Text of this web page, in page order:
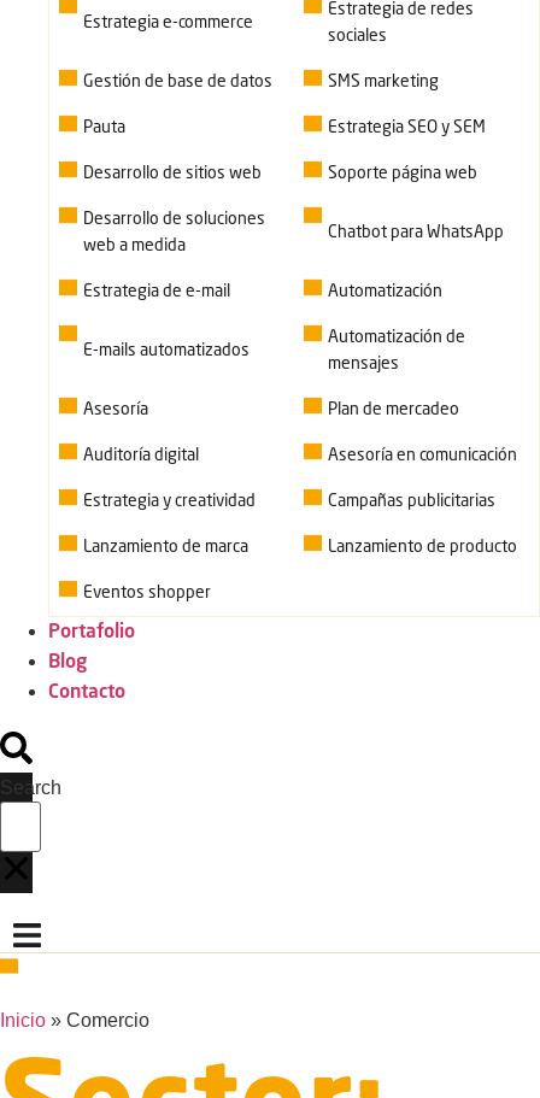
Estrategia e-commerce
Estrategia de redes
sociales
Gestión de base de datos SMS marketing
Pauta Estrategia SEO y SEM
Desarrollo de sitios web Soporte página web
Desarrollo de soluciones
web a medida
Chatbot para WhatsApp
Estrategia de e-mail Automatización
E-mails automatizados
Automatización de
mensajes
Asesoría Plan de mercadeo
Auditoría digital Asesoría en comunicación
Estrategia y creatividad Campañas publicitarias
Lanzamiento de marca Lanzamiento de producto
Eventos shopper
Portafolio
Blog
Contacto
Search
Inicio » Comercio